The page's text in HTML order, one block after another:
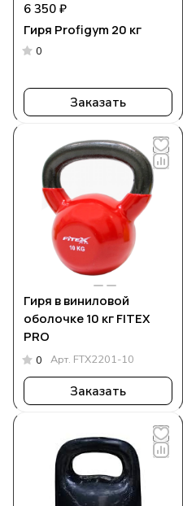
6 350 ₽
Гиря Profigym 20 кг
0
Заказать
Гиря в виниловой
оболочке 10 кг FITEX
PRO
0 Арт. FTX2201-10
Заказать